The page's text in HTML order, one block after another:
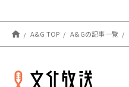
A&G TOP A&Gの記事一覧